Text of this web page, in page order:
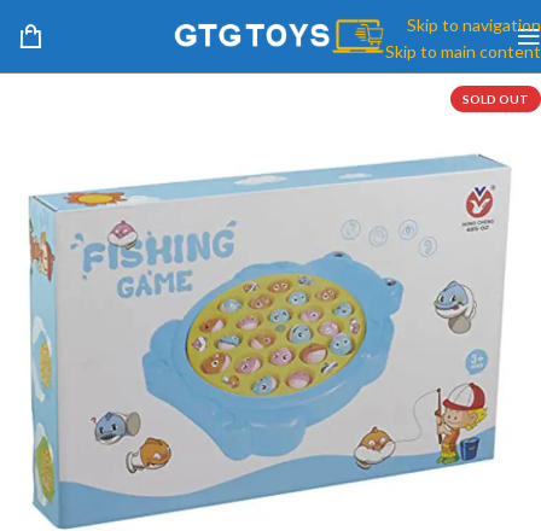
Skip to navigation
Skip to main content
SOLD OUT